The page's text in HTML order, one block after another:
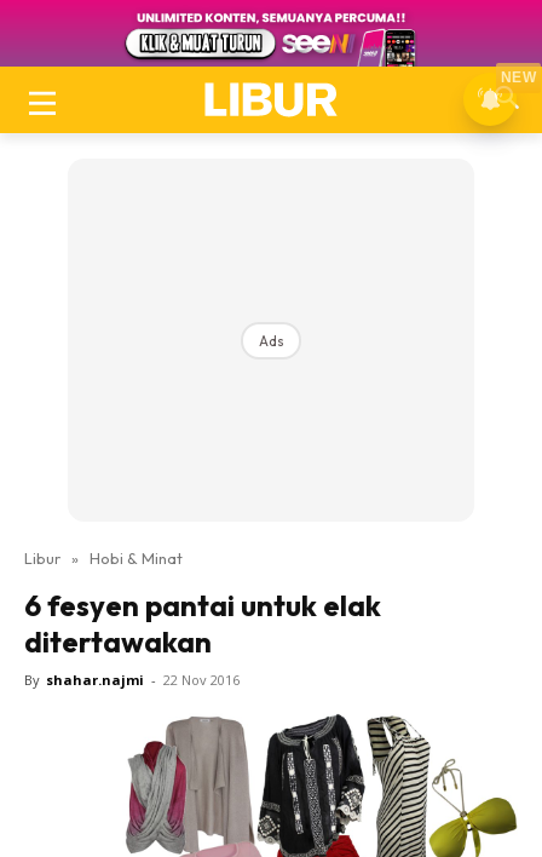
Ads
Libur » Hobi & Minat
6 fesyen pantai untuk elak
ditertawakan
By shahar.najmi - 22 Nov 2016
NEW